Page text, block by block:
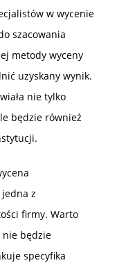
w wycenie
szacowania
metody wyceny
uzyskany wynik.
nie tylko
będzie również
z
firmy. Warto
nie będzie
specyfika